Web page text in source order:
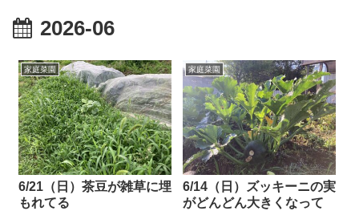
2026-06
家庭菜園
6/21（日）茶豆が雑草に埋
もれてる
家庭菜園
6/14（日）ズッキーニの実
がどんどん大きくなって